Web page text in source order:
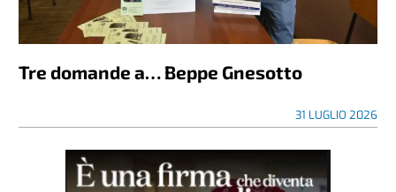
Tre domande a… Beppe Gnesotto
31 LUGLIO 2026